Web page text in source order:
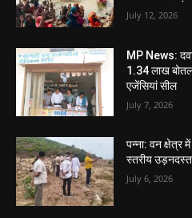
July 12, 2026
MP News:
1.34 लाख
एजेंसियां सील
July 7, 2026
पन्ना: वन
स्तरीय
July 6, 2026